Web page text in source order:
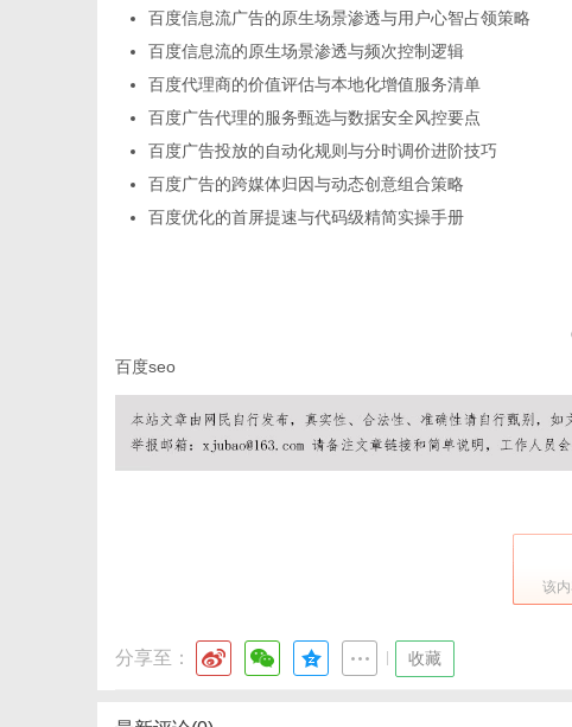
百度信息流广告的原生场景渗透与用户心智占领策略
百度信息流的原生场景渗透与频次控制逻辑
百度代理商的价值评估与本地化增值服务清单
百度广告代理的服务甄选与数据安全风控要点
百度广告投放的自动化规则与分时调价进阶技巧
百度广告的跨媒体归因与动态创意组合策略
百度优化的首屏提速与代码级精简实操手册
百度seo
该
分享至： 收藏